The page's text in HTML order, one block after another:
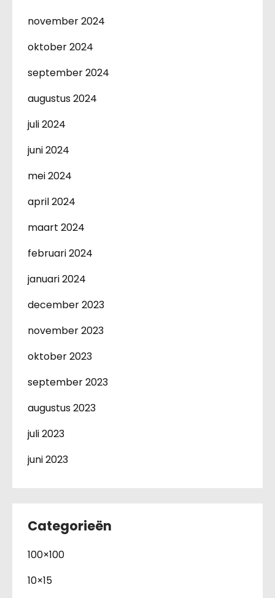
november 2024
oktober 2024
september 2024
augustus 2024
juli 2024
juni 2024
mei 2024
april 2024
maart 2024
februari 2024
januari 2024
december 2023
november 2023
oktober 2023
september 2023
augustus 2023
juli 2023
juni 2023
Categorieën
100×100
10×15